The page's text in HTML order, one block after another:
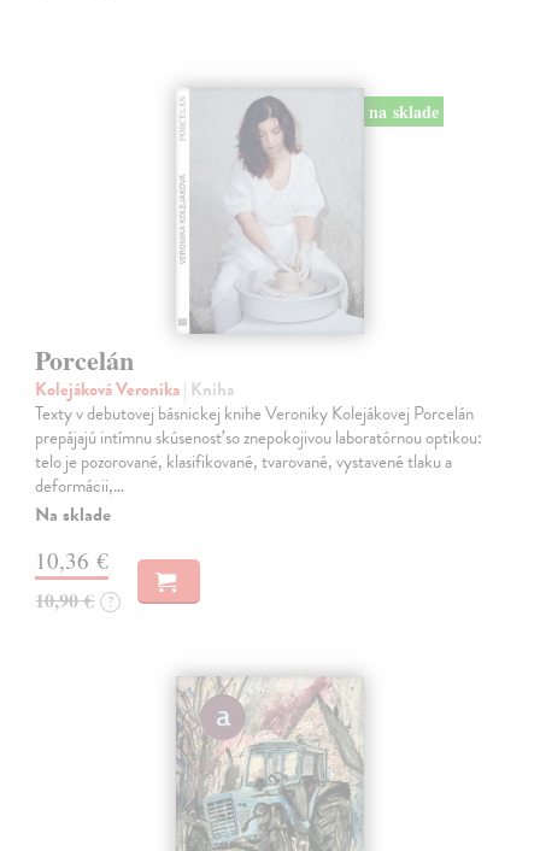
na sklade
Porcelán
Kolejáková Veronika| Kniha
Texty v debutovej básnickej knihe Veroniky Kolejákovej Porcelán
prepájajú intímnu skúsenosť so znepokojivou laboratórnou optikou:
telo je pozorované, klasifikované, tvarované, vystavené tlaku a
deformácii,…
Na sklade
10,36 €
10,90 € ?